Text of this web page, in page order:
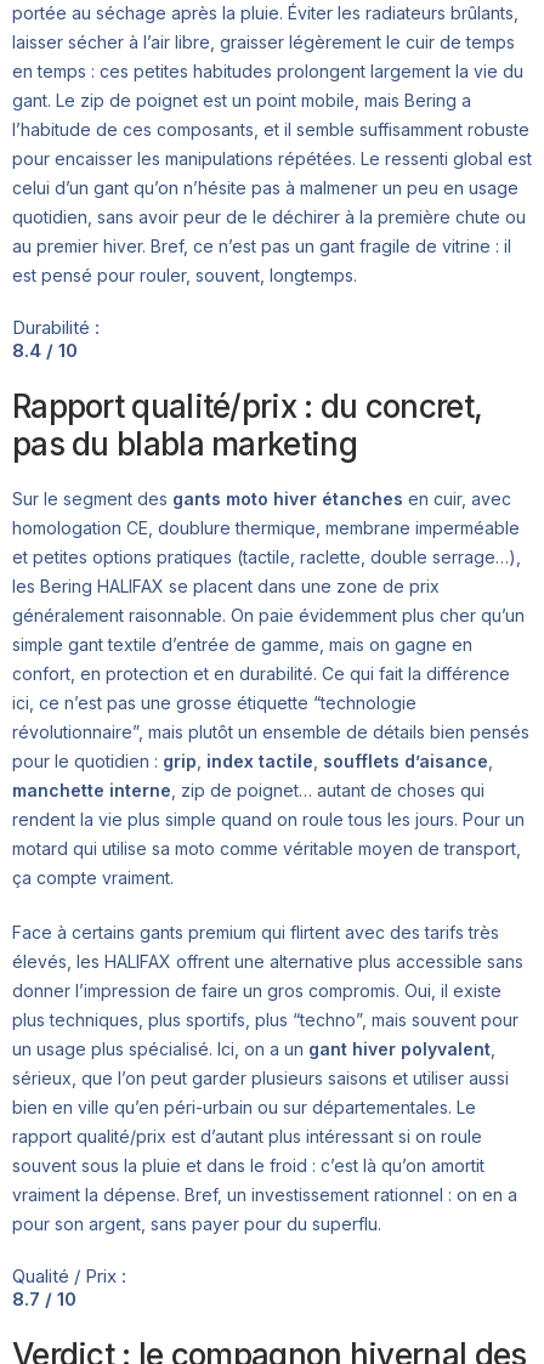
portée au séchage après la pluie. Éviter les radiateurs brûlants,
laisser sécher à l’air libre, graisser légèrement le cuir de temps
en temps : ces petites habitudes prolongent largement la vie du
gant. Le zip de poignet est un point mobile, mais Bering a
l’habitude de ces composants, et il semble suffisamment robuste
pour encaisser les manipulations répétées. Le ressenti global est
celui d’un gant qu’on n’hésite pas à malmener un peu en usage
quotidien, sans avoir peur de le déchirer à la première chute ou
au premier hiver. Bref, ce n’est pas un gant fragile de vitrine : il
est pensé pour rouler, souvent, longtemps.
Durabilité :
8.4 / 10
Rapport qualité/prix : du concret,
pas du blabla marketing
Sur le segment des gants moto hiver étanches en cuir, avec
homologation CE, doublure thermique, membrane imperméable
et petites options pratiques (tactile, raclette, double serrage…),
les Bering HALIFAX se placent dans une zone de prix
généralement raisonnable. On paie évidemment plus cher qu’un
simple gant textile d’entrée de gamme, mais on gagne en
confort, en protection et en durabilité. Ce qui fait la différence
ici, ce n’est pas une grosse étiquette “technologie
révolutionnaire”, mais plutôt un ensemble de détails bien pensés
pour le quotidien : grip index tactile soufflets d’aisance
manchette interne , zip de poignet… autant de choses qui
rendent la vie plus simple quand on roule tous les jours. Pour un
motard qui utilise sa moto comme véritable moyen de transport,
ça compte vraiment.
Face à certains gants premium qui flirtent avec des tarifs très
élevés, les HALIFAX offrent une alternative plus accessible sans
donner l’impression de faire un gros compromis. Oui, il existe
plus techniques, plus sportifs, plus “techno”, mais souvent pour
un usage plus spécialisé. Ici, on a un gant hiver polyvalent
sérieux, que l’on peut garder plusieurs saisons et utiliser aussi
bien en ville qu’en péri-urbain ou sur départementales. Le
rapport qualité/prix est d’autant plus intéressant si on roule
souvent sous la pluie et dans le froid : c’est là qu’on amortit
vraiment la dépense. Bref, un investissement rationnel : on en a
pour son argent, sans payer pour du superflu.
Qualité / Prix :
8.7 / 10
Verdict : le compagnon hivernal des